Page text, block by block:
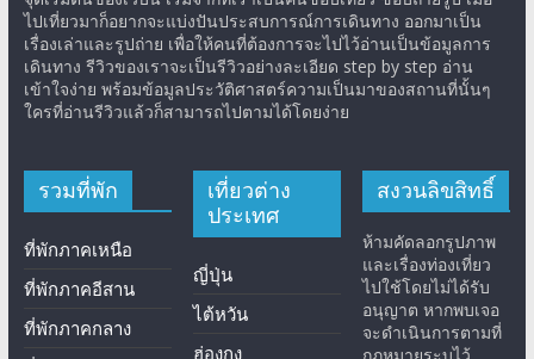
ไปเที่ยวมาก็อยากจะแบ่งปันประสบการณ์การเดินทาง ออกมาเป็น
เรื่องเล่าและรูปถ่าย เพื่อให้คนที่ต้องการจะไปไว้อ่านเป็นข้อมูลการ
เดินทาง รีวิวของเราจะเป็นรีวิวอย่างละเอียด step by step อ่าน
เข้าใจง่าย พร้อมข้อมูลประวัติศาสตร์ความเป็นมาของสถานที่นั้นๆ
ใครที่อ่านรีวิวแล้วก็สามารถไปตามได้โดยง่าย
รวมที่พัก
ที่พักภาคเหนือ
ที่พักภาคอีสาน
ที่พักภาคกลาง
เที่ยวต่าง
ประเทศ
ญี่ปุ่น
ไต้หวัน
ฮ่องกง
สงวนลิขสิทธิ์
ห้ามคัดลอกรูปภาพ
และเรื่องท่องเที่ยว
ไปใช้โดยไม่ได้รับ
อนุญาต หากพบเจอ
จะดำเนินการตามที่